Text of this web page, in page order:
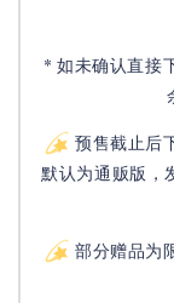
* 如未确认直接
预售截止后
默认为通贩版，
部分赠品为